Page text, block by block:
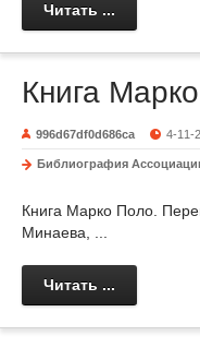
Читать ...
Книга
996d67df0d686ca 4-11-
Библиография
Книга Марко Поло.
Минаева, ...
Читать ...